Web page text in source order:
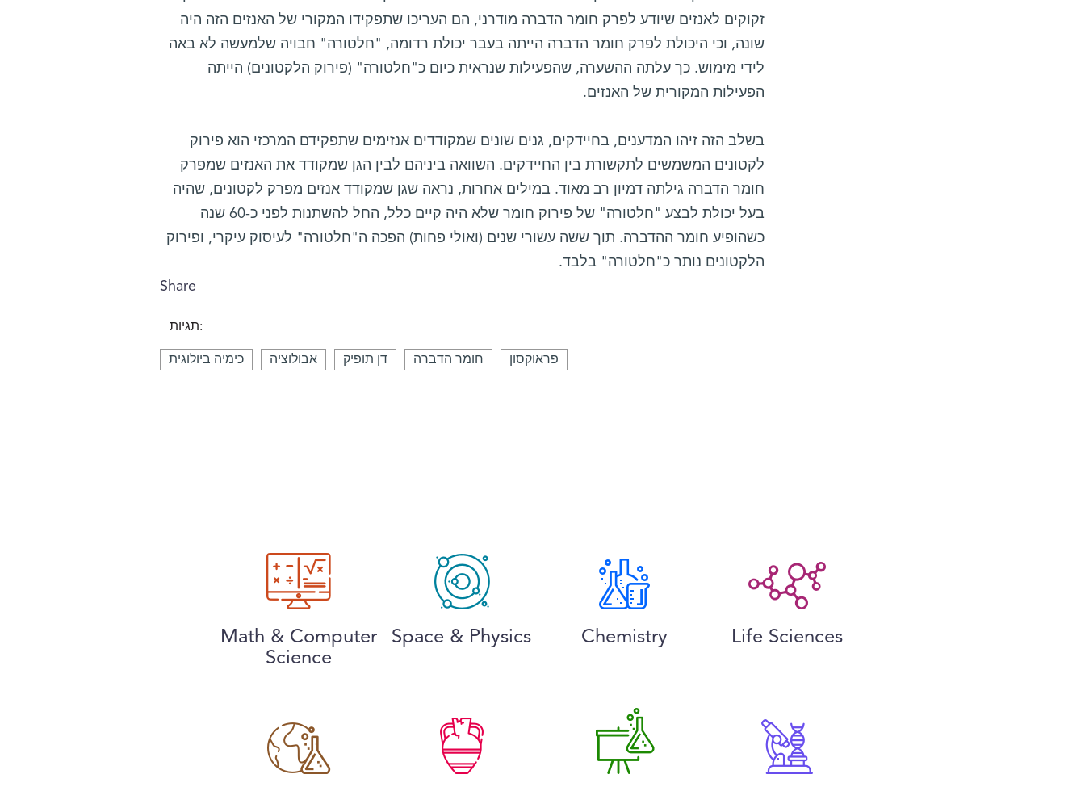
זקוקים לאנזים שיודע לפרק חומר הדברה מודרני, הם העריכו שתפקידו המקורי של האנזים הזה היה
שונה, וכי היכולת לפרק חומר הדברה הייתה בעבר יכולת רדומה, "חלטורה" חבויה שלמעשה לא באה
לידי מימוש. כך עלתה ההשערה, שהפעילות שנראית כיום כ"חלטורה" (פירוק הלקטונים) הייתה
הפעילות המקורית של האנזים.
בשלב הזה זיהו המדענים, בחיידקים, גנים שונים שמקודדים אנזימים שתפקידם המרכזי הוא פירוק
לקטונים המשמשים לתקשורת בין החיידקים. השוואה ביניהם לבין הגן שמקודד את האנזים שמפרק
חומר הדברה גילתה דמיון רב מאוד. במילים אחרות, נראה שגן שמקודד אנזים מפרק לקטונים, שהיה
בעל יכולת לבצע "חלטורה" של פירוק חומר שלא היה קיים כלל, החל להשתנות לפני כ-60 שנה
כשהופיע חומר ההדברה. תוך ששה עשורי שנים (ואולי פחות) הפכה ה"חלטורה" לעיסוק עיקרי, ופירוק
הלקטונים נותר כ"חלטורה" בלבד.
Share
תגיות:
כימיה ביולוגית אבולוציה דן תופיק חומר הדברה פראוקסון
Math & Computer
Science
Space & Physics Chemistry Life Sciences